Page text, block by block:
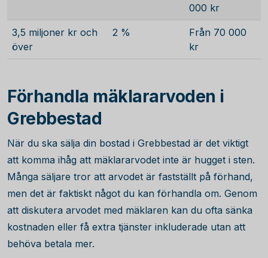
000 kr
3,5 miljoner kr och
över
2 %
Från 70 000
kr
Förhandla mäklararvoden i
Grebbestad
När du ska sälja din bostad i Grebbestad är det viktigt
att komma ihåg att mäklararvodet inte är hugget i sten.
Många säljare tror att arvodet är fastställt på förhand,
men det är faktiskt något du kan förhandla om. Genom
att diskutera arvodet med mäklaren kan du ofta sänka
kostnaden eller få extra tjänster inkluderade utan att
behöva betala mer.